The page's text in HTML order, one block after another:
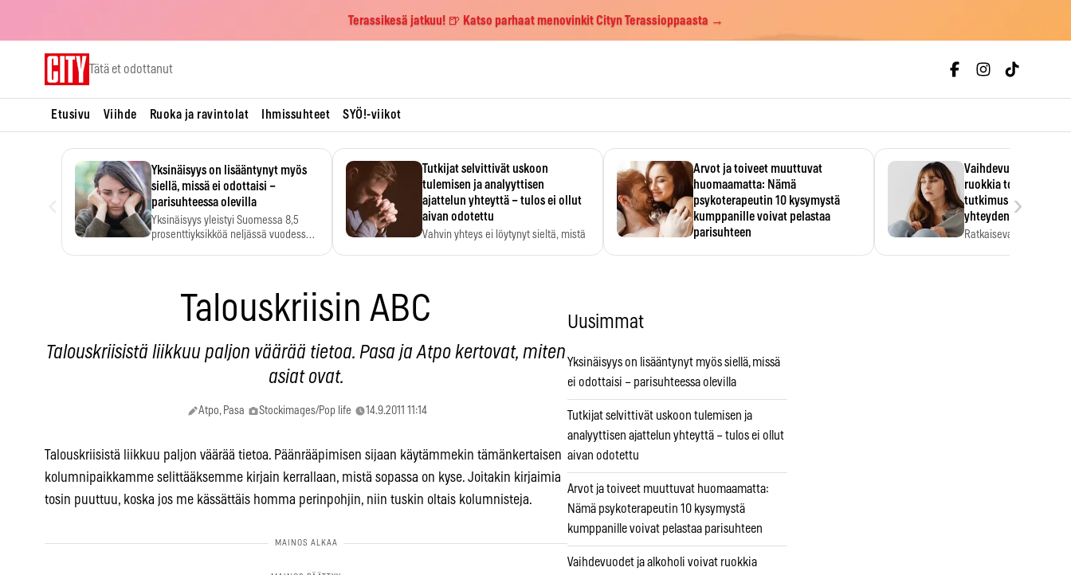
Terassikesä jatkuu! 🍺 Katso parhaat menovinkit Cityn Terassioppaasta →
Tätä et odottanut
Etusivu Viihde Ruoka ja ravintolat Ihmissuhteet SYÖ!-viikot
Yksinäisyys on lisääntynyt myös
siellä, missä ei odottaisi –
parisuhteessa olevilla
Yksinäisyys yleistyi Suomessa 8,5
prosenttiyksikköä neljässä vuodessa.
Tutkijat selvittivät uskoon
tulemisen ja analyyttisen
ajattelun yhteyttä – tulos ei ollut
aivan odotettu
Vahvin yhteys ei löytynyt sieltä, mistä
Arvot ja toiveet muuttuvat
huomaamatta: Nämä
psykoterapeutin 10 kysymystä
kumppanille voivat pelastaa
parisuhteen
Vaihdevuodet ja
ruokkia toisiaan –
tutkimus paljasti
yhteyden
Ratkaiseva tekijä ei
›
Talouskriisin ABC
Talouskriisistä liikkuu paljon väärää tietoa. Pasa ja Atpo kertovat, miten
asiat ovat.
Atpo, Pasa Stockimages/Pop life 14.9.2011 11:14
Talouskriisistä liikkuu paljon väärää tietoa. Päänrääpimisen sijaan käytämmekin tämänkertaisen
kolumnipaikkamme selittääksemme kirjain kerrallaan, mistä sopassa on kyse. Joitakin kirjaimia
tosin puuttuu, koska jos me kässättäis homma perinpohjin, niin tuskin oltais kolumnisteja.
Uusimmat
Yksinäisyys on lisääntynyt myös siellä, missä
ei odottaisi – parisuhteessa olevilla
Tutkijat selvittivät uskoon tulemisen ja
analyyttisen ajattelun yhteyttä – tulos ei ollut
aivan odotettu
Arvot ja toiveet muuttuvat huomaamatta:
Nämä psykoterapeutin 10 kysymystä
kumppanille voivat pelastaa parisuhteen
Vaihdevuodet ja alkoholi voivat ruokkia